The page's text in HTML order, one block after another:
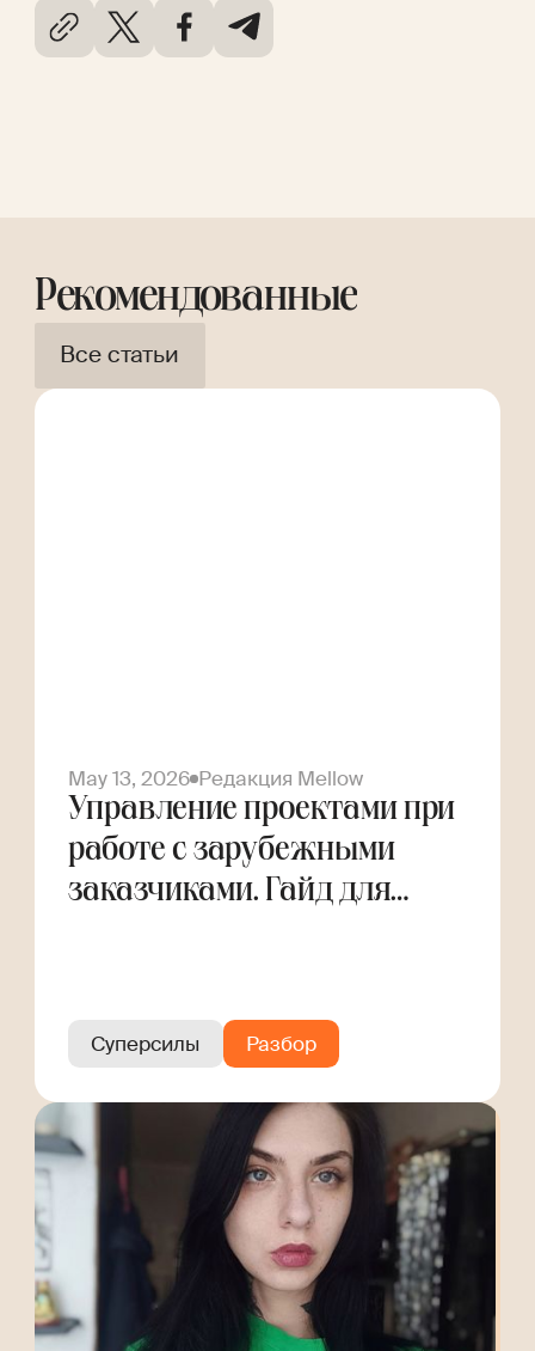
Рекомендованные
Все статьи
May 13, 2026 Редакция Mellow
Управление проектами при
работе с зарубежными
заказчиками. Гайд для
Суперсилы Разбор